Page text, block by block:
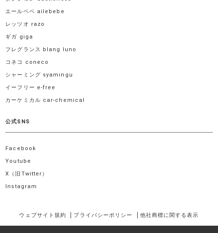
エールベベ ailebebe
レッツオ razo
ギガ giga
フレグランス blang luno
コネコ coneco
シャーミング syamingu
イーフリー e-free
カーケミカル car-chemical
公式SNS
Facebook
Youtube
X（旧Twitter）
Instagram
ウェブサイト規約 プライバシーポリシー 他社商標に関する表示